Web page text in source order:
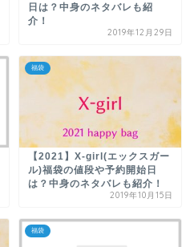
日は？中身のネタバレも紹
介！
2019年12月29日
福袋
【2021】X-girl(エックスガー
ル)福袋の値段や予約開始日
は？中身のネタバレも紹介！
2019年10月15日
福袋